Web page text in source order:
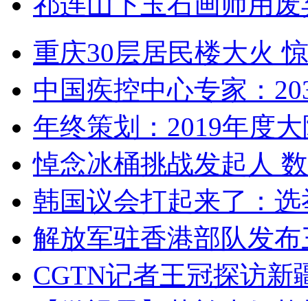
重庆30层居民楼大火
中国疾控中心专家：
年终策划：2019年度
悼念冰桶挑战发起人
韩国议会打起来了：
解放军驻香港部队发
CGTN记者王冠探访新